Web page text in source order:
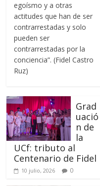
egoísmo y a otras
actitudes que han de ser
contrarrestadas y solo
pueden ser
contrarrestadas por la
conciencia”. (Fidel Castro
Ruz)
Grad
uació
n de
la
UCf: tributo al
Centenario de Fidel
10 julio, 2026 0